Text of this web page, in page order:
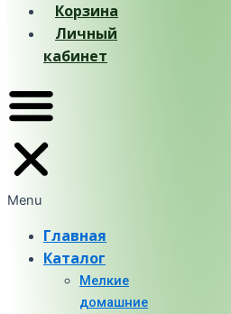
Корзина
Личный
кабинет
Menu
Главная
Каталог
Мелкие
домашние